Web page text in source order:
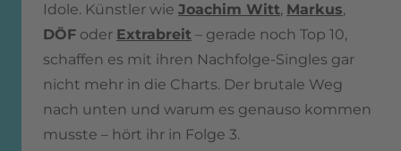
Idole. Künstler wie Joachim Witt, Markus,
DÖF oder Extrabreit – gerade noch Top 10,
schaffen es mit ihren Nachfolge-Singles gar
nicht mehr in die Charts. Der brutale Weg
nach unten und warum es genauso kommen
musste – hört ihr in Folge 3.